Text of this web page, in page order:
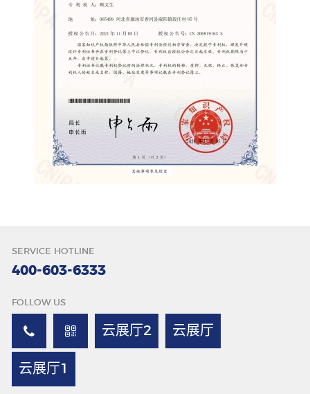
唇色
SERVICE HOTLINE
400-603-6333
FOLLOW US
云展厅2 云展厅
云展厅1